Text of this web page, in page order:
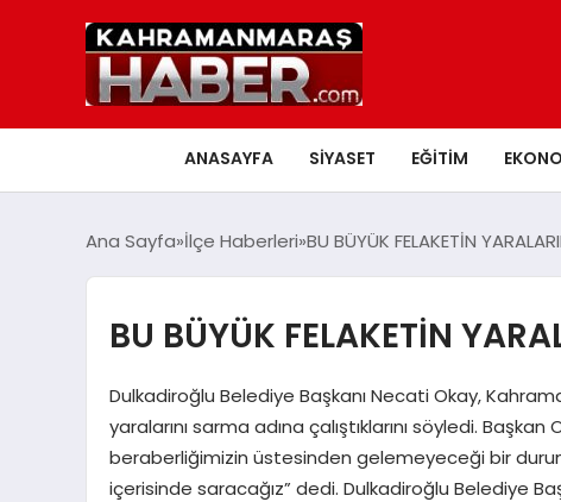
ANASAYFA SIYASET EĞITIM
Ana Sayfa İlçe Haberleri BU BÜYÜK FELAKETİN
BU BÜYÜK FELAKETİN
Dulkadiroğlu Belediye Başkanı Necati Okay,
yaralarını sarma adına çalıştıklarını söyledi.
beraberliğimizin üstesinden gelemeyeceği bir
içerisinde saracağız” dedi. Dulkadiroğlu Belediye